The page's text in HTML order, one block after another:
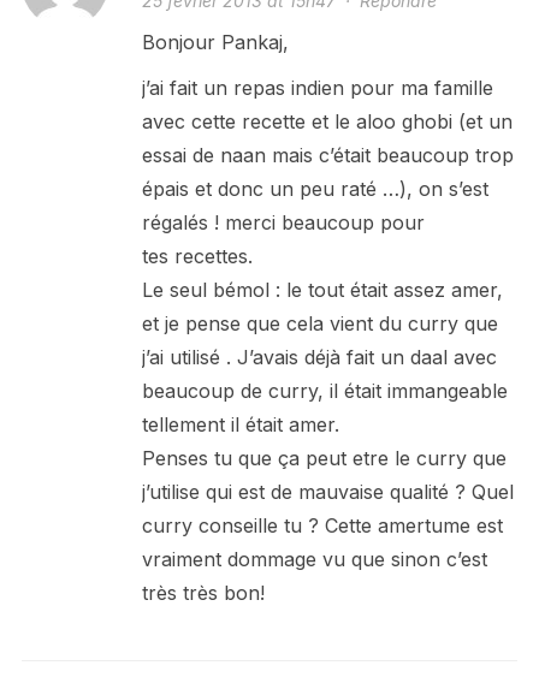
Bonjour Pankaj,
j’ai fait un repas indien pour ma famille
avec cette recette et le aloo ghobi (et un
essai de naan mais c’était beaucoup trop
épais et donc un peu raté …), on s’est
régalés ! merci beaucoup pour
tes recettes.
Le seul bémol : le tout était assez amer,
et je pense que cela vient du curry que
j’ai utilisé . J’avais déjà fait un daal avec
beaucoup de curry, il était immangeable
tellement il était amer.
Penses tu que ça peut etre le curry que
j’utilise qui est de mauvaise qualité ? Quel
curry conseille tu ? Cette amertume est
vraiment dommage vu que sinon c’est
très très bon!